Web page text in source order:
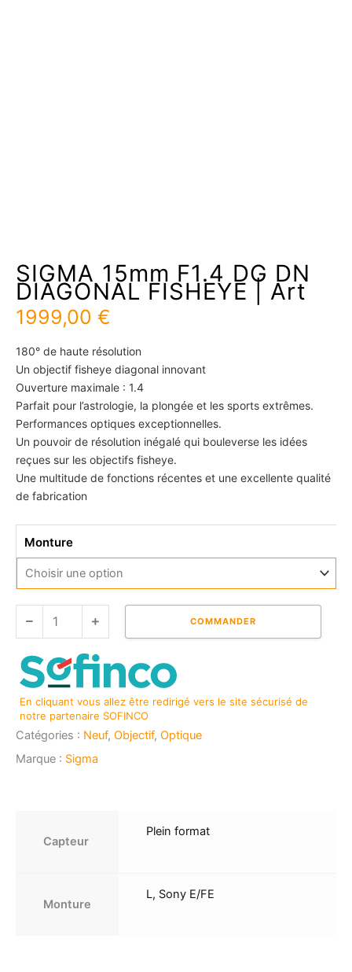
SIGMA 15mm F1.4 DG DN
DIAGONAL FISHEYE | Art
1999,00 €
180° de haute résolution
Un objectif fisheye diagonal innovant
Ouverture maximale : 1.4
Parfait pour l’astrologie, la plongée et les sports extrêmes.
Performances optiques exceptionnelles.
Un pouvoir de résolution inégalé qui bouleverse les idées
reçues sur les objectifs fisheye.
Une multitude de fonctions récentes et une excellente qualité
de fabrication
Monture
de
SIGMA
15mm
F1.4
DN
DIAGONAL
FISHEYE
Art
COMMANDER
En cliquant vous allez être redirigé vers le site sécurisé de
notre partenaire SOFINCO
Catégories : Neuf, Objectif, Optique
Marque : Sigma
Capteur
Plein format
Monture
L, Sony E/FE